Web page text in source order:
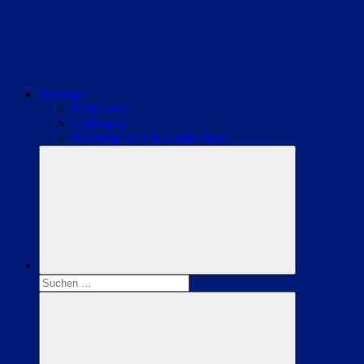
Sonstiges
Next Level
Umfragen
Werbung auf LikeGamesNews
Suchen
nach: